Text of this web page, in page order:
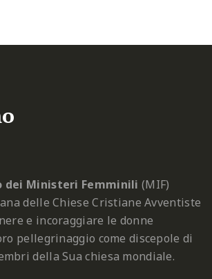
dei Ministeri Femminili (MIF)
delle Chiese Cristiane Avventiste
e incoraggiare le donne
pellegrinaggio come discepole di
della Sua chiesa mondiale.